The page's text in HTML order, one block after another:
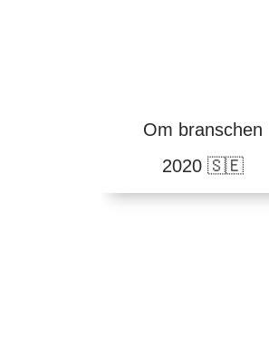
Om branschen
2020 🇸🇪